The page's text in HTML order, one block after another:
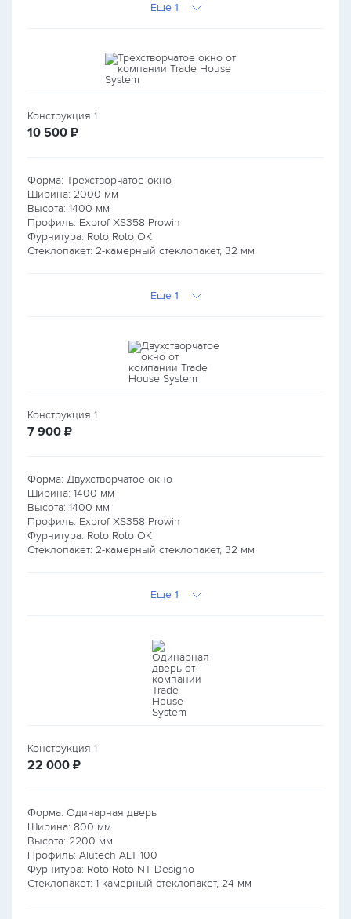
Еще 1
Конструкция 1
10 500 руб.
₽
Форма: Трехстворчатое окно
Ширина: 2000 мм
Высота: 1400 мм
Профиль: Exprof XS358 Prowin
Фурнитура: Roto Roto OK
Стеклопакет: 2-камерный стеклопакет, 32 мм
Еще 1
Конструкция 1
7 900 руб.
₽
Форма: Двухстворчатое окно
Ширина: 1400 мм
Высота: 1400 мм
Профиль: Exprof XS358 Prowin
Фурнитура: Roto Roto OK
Стеклопакет: 2-камерный стеклопакет, 32 мм
Еще 1
Конструкция 1
22 000 руб.
₽
Форма: Одинарная дверь
Ширина: 800 мм
Высота: 2200 мм
Профиль: Alutech ALT 100
Фурнитура: Roto Roto NT Designo
Стеклопакет: 1-камерный стеклопакет, 24 мм